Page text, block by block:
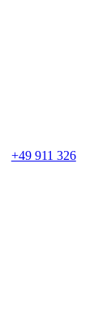
+49 911 326